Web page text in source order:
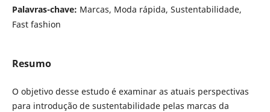
Palavras-chave: Marcas, Moda rápida, Sustentabilidade,
Fast fashion
Resumo
O objetivo desse estudo é examinar as atuais perspectivas
para introdução de sustentabilidade pelas marcas da